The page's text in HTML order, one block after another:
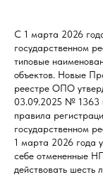
С 1 марта 2026
государственном
типовые
объектов. Новые
реестре ОПО
03.09.2025 № 1363
правила
государственном
1 марта 2026 года
себе отмененные
действовать шесть